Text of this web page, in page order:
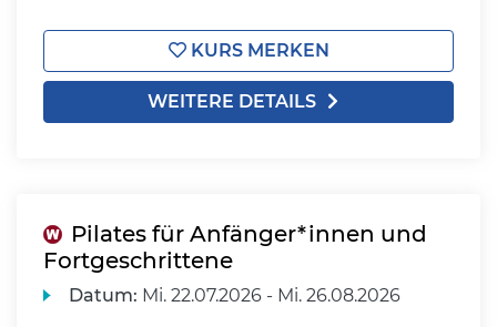
KURS MERKEN
WEITERE DETAILS
Pilates für Anfänger*innen und
Fortgeschrittene
Datum: Mi. 22.07.2026 - Mi. 26.08.2026